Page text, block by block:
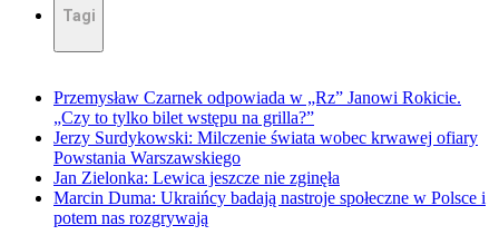
Tagi
Przemysław Czarnek odpowiada w „Rz” Janowi Rokicie.
„Czy to tylko bilet wstępu na grilla?”
Jerzy Surdykowski: Milczenie świata wobec krwawej ofiary
Powstania Warszawskiego
Jan Zielonka: Lewica jeszcze nie zginęła
Marcin Duma: Ukraińcy badają nastroje społeczne w Polsce i
potem nas rozgrywają